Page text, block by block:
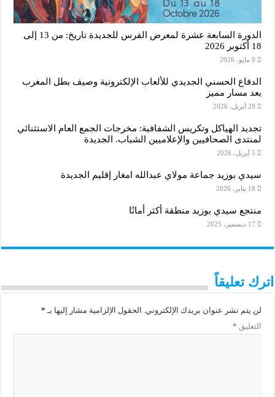
الدورة السابعة عشرة لمعرض الفرس للجديدة تاريخ: من 13 إلى
18 أكتوبر 2026
9 مايو، 2026
الدفاع الحسني الجديدي للألعاب الإلكترونية وصيف بطل المغرب
بعد مسار مميز
28 أبريل، 2026
تجديد الهياكل وتكريس الشفافية: مخرجات الجمع العام الاستثنائي
لمنتدى الصحافيين والإعلاميين الشباب. الجديدة
5 أبريل، 2026
سيدي بوزيد جماعة مولاي عبدالله امغار إقليم الجديدة
18 يناير، 2026
منتجع سيدي بوزيد منطقة أكثر أمانًا
17 ديسمبر، 2025
اترك تعليقاً
لن يتم نشر عنوان بريدك الإلكتروني. الحقول الإلزامية مشار إليها بـ *
التعليق *